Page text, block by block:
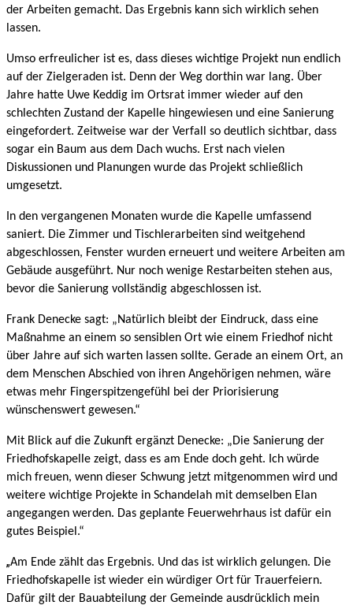
der Arbeiten gemacht. Das Ergebnis kann sich wirklich sehen
lassen.
Umso erfreulicher ist es, dass dieses wichtige Projekt nun endlich
auf der Zielgeraden ist. Denn der Weg dorthin war lang. Über
Jahre hatte Uwe Keddig im Ortsrat immer wieder auf den
schlechten Zustand der Kapelle hingewiesen und eine Sanierung
eingefordert. Zeitweise war der Verfall so deutlich sichtbar, dass
sogar ein Baum aus dem Dach wuchs. Erst nach vielen
Diskussionen und Planungen wurde das Projekt schließlich
umgesetzt.
In den vergangenen Monaten wurde die Kapelle umfassend
saniert. Die Zimmer und Tischlerarbeiten sind weitgehend
abgeschlossen, Fenster wurden erneuert und weitere Arbeiten am
Gebäude ausgeführt. Nur noch wenige Restarbeiten stehen aus,
bevor die Sanierung vollständig abgeschlossen ist.
Frank Denecke sagt: „Natürlich bleibt der Eindruck, dass eine
Maßnahme an einem so sensiblen Ort wie einem Friedhof nicht
über Jahre auf sich warten lassen sollte. Gerade an einem Ort, an
dem Menschen Abschied von ihren Angehörigen nehmen, wäre
etwas mehr Fingerspitzengefühl bei der Priorisierung
wünschenswert gewesen.“
Mit Blick auf die Zukunft ergänzt Denecke: „Die Sanierung der
Friedhofskapelle zeigt, dass es am Ende doch geht. Ich würde
mich freuen, wenn dieser Schwung jetzt mitgenommen wird und
weitere wichtige Projekte in Schandelah mit demselben Elan
angegangen werden. Das geplante Feuerwehrhaus ist dafür ein
gutes Beispiel.“
„Am Ende zählt das Ergebnis. Und das ist wirklich gelungen. Die
Friedhofskapelle ist wieder ein würdiger Ort für Trauerfeiern.
Dafür gilt der Bauabteilung der Gemeinde ausdrücklich mein